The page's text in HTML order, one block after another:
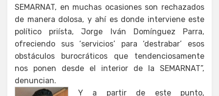
SEMARNAT, en muchas ocasiones son rechazados
de manera dolosa, y ahí es donde interviene este
político priísta, Jorge Iván Domínguez Parra,
ofreciendo sus ‘servicios’ para ‘destrabar’ esos
obstáculos burocráticos que tendenciosamente
nos ponen desde el interior de la SEMARNAT”,
denuncian.
Y a partir de este punto,